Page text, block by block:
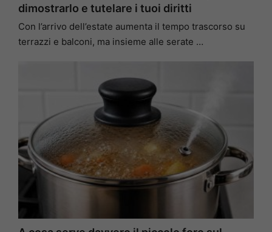
dimostrarlo e tutelare i tuoi diritti
Con l’arrivo dell’estate aumenta il tempo trascorso su
terrazzi e balconi, ma insieme alle serate …